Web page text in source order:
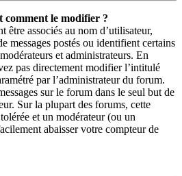
comment le modifier ?
être associés au nom d’utilisateur,
messages postés ou identifient certains
et administrateurs. En
pas directement modifier l’intitulé
par l’administrateur du forum.
sur le forum dans le seul but de
Sur la plupart des forums, cette
et un modérateur (ou un
abaisser votre compteur de